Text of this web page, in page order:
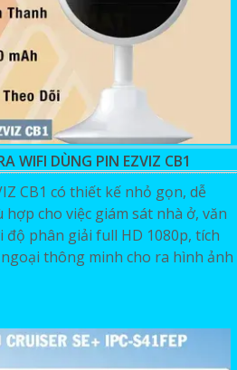
WIFI DÙNG PIN EZVIZ CB1
CB1 có thiết kế nhỏ gọn, dễ
cho việc giám sát nhà ở, văn
độ phân giải full HD 1080p, tích
thông minh cho ra hình ảnh